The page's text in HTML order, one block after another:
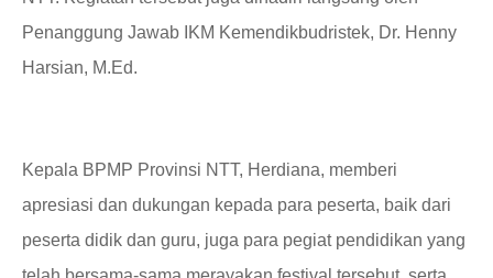
Penanggung Jawab IKM Kemendikbudristek, Dr. Henny
Harsian, M.Ed.
Kepala BPMP Provinsi NTT, Herdiana, memberi
apresiasi dan dukungan kepada para peserta, baik dari
peserta didik dan guru, juga para pegiat pendidikan yang